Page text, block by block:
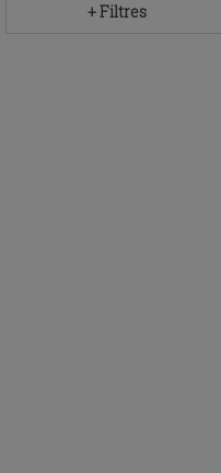
+ Filtres